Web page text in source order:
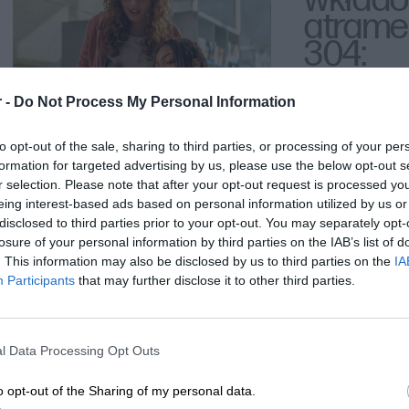
- Do Not Process My Personal Information
opt-out of the sale, sharing to third parties, or processing of your
for targeted advertising by us, please use the below opt-out
selection. Please note that after your opt-out request is processed
interest-based ads based on personal information utilized by us
to third parties prior to your opt-out. You may separately
of your personal information by third parties on the IAB’s list of
This information may also be disclosed by us to third parties on the
Participants that may further disclose it to other third parties.
Data Processing Opt Outs
opt-out of the Sharing of my personal data.
chronić drukarki, minimalizując ryzyko uszkodzeń mechanicznych i
Aby zapewnić optymalne działanie drukarki, zaleca się stosowanie
minimalizuje ryzyko problemów z działaniem urządzenia.
Tusze HP są niezbędnym elementem procesu drukowania w
oferują wysoką jakość wydruków, trwałość oraz zgodność z
dla uzyskania doskonałych wyników drukowania.
304:
HP